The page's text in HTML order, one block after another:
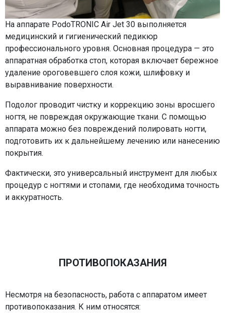
На аппарате PodoTRONIC Air Jet 30 выполняется
медицинский и гигиенический педикюр
профессионального уровня. Основная процедура — это
аппаратная обработка стоп, которая включает бережное
удаление ороговевшего слоя кожи, шлифовку и
выравнивание поверхности.
Подолог проводит чистку и коррекцию зоны вросшего
ногтя, не повреждая окружающие ткани. С помощью
аппарата можно без повреждений полировать ногти,
подготовить их к дальнейшему лечению или нанесению
покрытия.
Фактически, это универсальный инструмент для любых
процедур с ногтями и стопами, где необходима точность
и аккуратность.
ПРОТИВОПОКАЗАНИЯ
Несмотря на безопасность, работа с аппаратом имеет
противопоказания. К ним относятся: